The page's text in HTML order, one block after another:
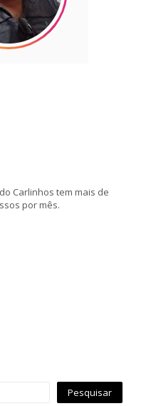
Carlinhos tem mais de
por mês.